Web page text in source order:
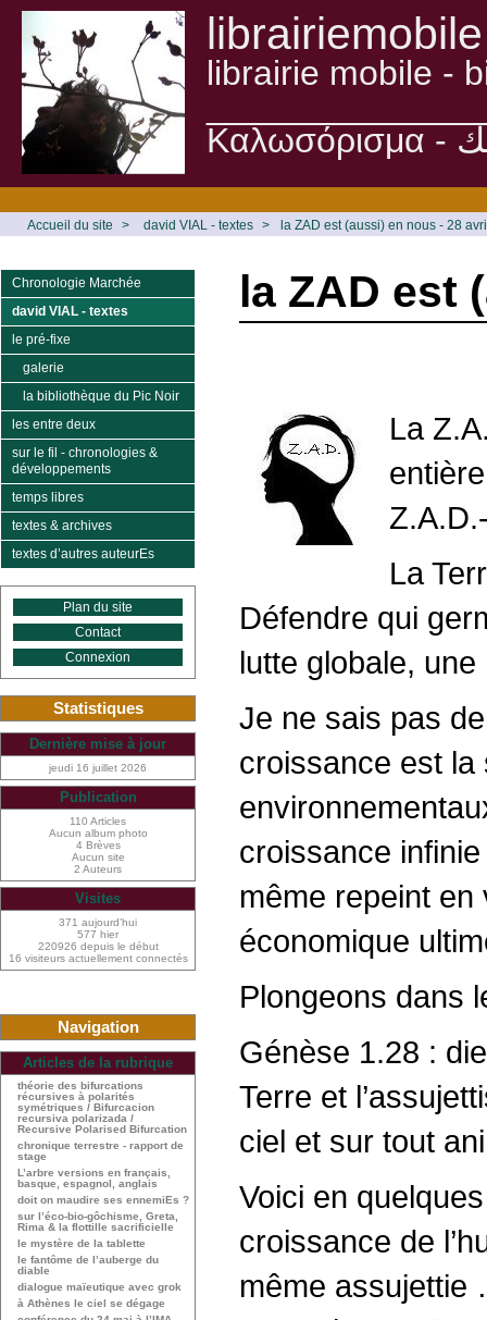
librairiemobile
librairie mobile -
Accueil du site > david VIAL - textes > la ZAD est (aussi) en nous - 28
la ZAD est
La
La
Défendre qui
lutte globale,
Je ne sais pas
croissance est la
croissance
même repeint
économique
Plongeons dans
Génèse 1.28 :
Terre et
ciel et sur tout
Voici en
croissance de
même assujettie
Chronologie Marchée
david VIAL - textes
le pré-fixe
galerie
la bibliothèque du Pic Noir
les entre deux
sur le fil - chronologies &
développements
temps libres
textes & archives
textes d’autres auteurEs
Plan du site
Contact
Connexion
Statistiques
Dernière mise à jour
jeudi 16 juillet 2026
Publication
110 Articles
Aucun album photo
4 Brèves
Aucun site
2 Auteurs
Visites
371 aujourd’hui
577 hier
220926 depuis le début
16 visiteurs actuellement connectés
Navigation
Articles de la rubrique
théorie des bifurcations
récursives à polarités
symétriques / Bifurcacion
recursiva polarizada /
Recursive Polarised Bifurcation
chronique terrestre - rapport de
stage
L’arbre versions en français,
basque, espagnol, anglais
doit on maudire ses ennemiEs ?
sur l’éco-bio-gôchisme, Greta,
Rima & la flottille sacrificielle
le mystère de la tablette
le fantôme de l’auberge du
diable
dialogue maïeutique avec grok
à Athènes le ciel se dégage